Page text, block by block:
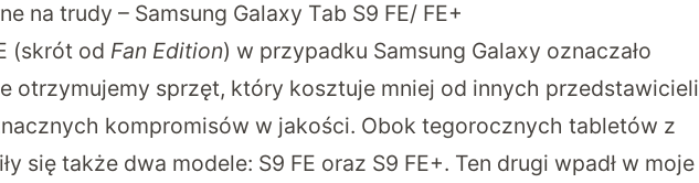
na trudy – Samsung Galaxy Tab S9 FE/ FE+
(skrót od Fan Edition) w przypadku Samsung Galaxy oznaczało
otrzymujemy sprzęt, który kosztuje mniej od innych przedstawicieli
kompromisów w jakości. Obok tegorocznych tabletów z
się także dwa modele: S9 FE oraz S9 FE+. Ten drugi wpadł w moje